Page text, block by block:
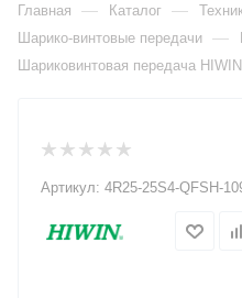
Главная — Каталог —
Шарико-винтовые передачи —
Шариковинтовая передача
Артикул: 4R25-25S4-QFSH-